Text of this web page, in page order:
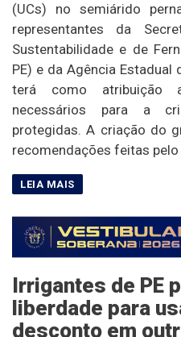
(UCs) no semiárido
representantes da
Sustentabilidade e de
PE) e da Agência Estadual
terá como atribuição
necessários para a
protegidas. A criação do
recomendações feitas pelo
Irrigantes de PE
liberdade para
desconto em